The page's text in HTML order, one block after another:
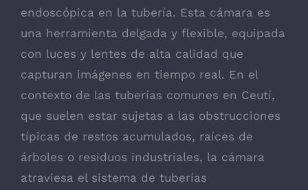
endoscópica en la tubería. Esta cámara es
una herramienta delgada y flexible, equipada
con luces y lentes de alta calidad que
capturan imágenes en tiempo real. En el
contexto de las tuberías comunes en Ceutí,
que suelen estar sujetas a las obstrucciones
típicas de restos acumulados, raíces de
árboles o residuos industriales, la cámara
atraviesa el sistema de tuberías